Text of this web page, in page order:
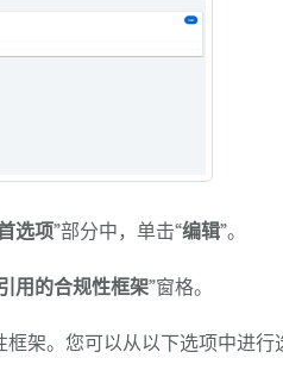
选项”部分中，单击“编辑”。
用的合规性框架”窗格。
架。您可以从以下选项中进行